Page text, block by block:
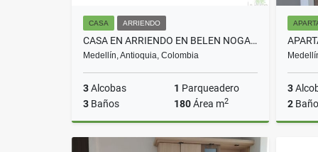
CASA ARRIENDO
CASA EN ARRIENDO EN BELEN NOGAL COD 10484
Medellín, Antioquia, Colombia
3Alcobas 1 Parqueadero
3 Baños 180Área m2
Arriendo
3
2